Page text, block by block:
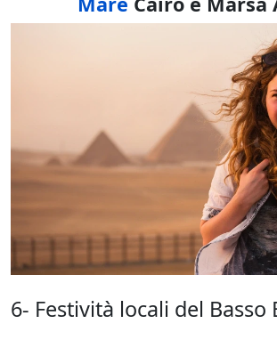
6- Festività locali del Basso